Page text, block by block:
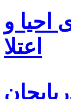
و
اعتلا